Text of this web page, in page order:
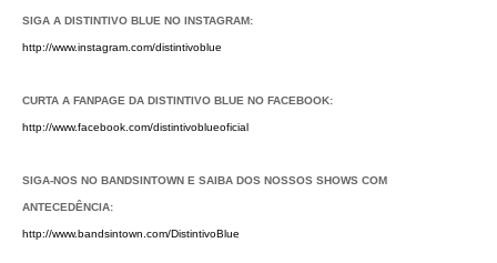
SIGA A DISTINTIVO BLUE NO INSTAGRAM:
http://www.instagram.com/distintivoblue
CURTA A FANPAGE DA DISTINTIVO BLUE NO FACEBOOK:
http://www.facebook.com/distintivoblueoficial
SIGA-NOS NO BANDSINTOWN E SAIBA DOS NOSSOS SHOWS COM
ANTECEDÊNCIA:
http://www.bandsintown.com/DistintivoBlue